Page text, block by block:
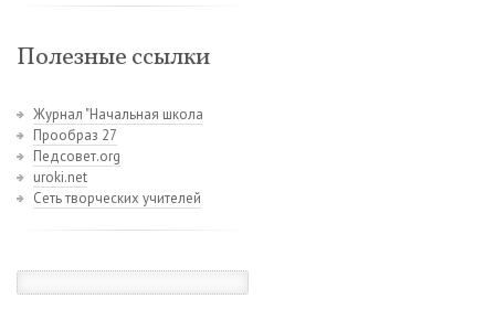
Полезные ссылки
Журнал "Начальная школа
Прообраз 27
Педсовет.org
uroki.net
Сеть творческих учителей